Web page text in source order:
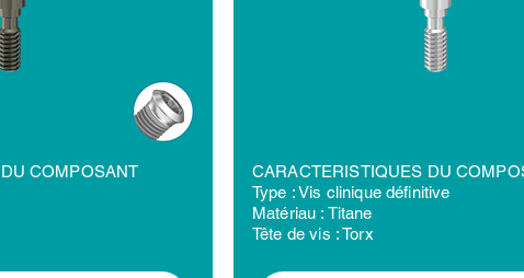
COMPOSANT
CARACTERISTIQUES DU
Type : Vis clinique définitive
Matériau : Titane
Tête de vis : Torx